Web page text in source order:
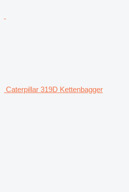
Caterpillar 319D Kettenbagger